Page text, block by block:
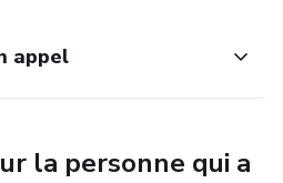
appel
la personne qui a